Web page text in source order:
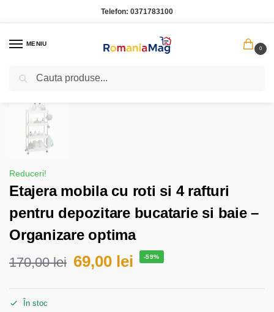
Telefon: 0371783100
MENIU
0
Prima pagină / Casa Gradina
Reduceri!
Etajera mobila cu roti si 4 rafturi
pentru depozitare bucatarie si baie –
Organizare optima
170,00lei 69,00 lei -59%
În stoc